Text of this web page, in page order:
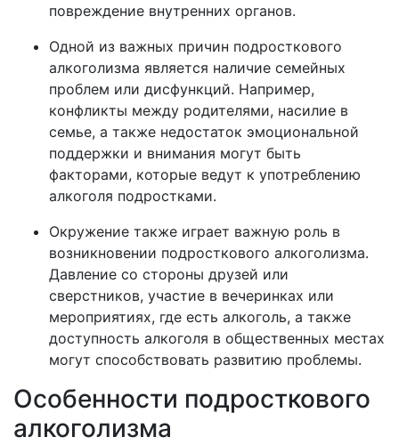
повреждение внутренних органов.
Одной из важных причин подросткового
алкоголизма является наличие семейных
проблем или дисфункций. Например,
конфликты между родителями, насилие в
семье, а также недостаток эмоциональной
поддержки и внимания могут быть
факторами, которые ведут к употреблению
алкоголя подростками.
Окружение также играет важную роль в
возникновении подросткового алкоголизма.
Давление со стороны друзей или
сверстников, участие в вечеринках или
мероприятиях, где есть алкоголь, а также
доступность алкоголя в общественных местах
могут способствовать развитию проблемы.
Особенности подросткового
алкоголизма